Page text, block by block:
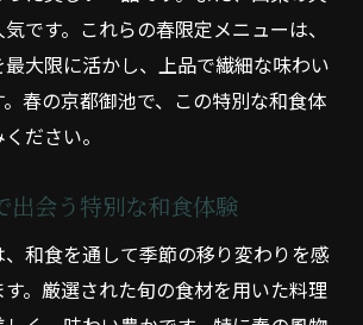
のおすすめメニューご紹介
の四季を感じる和食メニュー
の美味を楽しむ京都御池
の京都御池の和食体験
の和食レストランで味わう四季
食四季折々の素材で彩る贅沢な料
です。これらの春限定メニューは、
大限に活かし、上品で繊細な味わい
春の京都御池で、この特別な和食体
ださい。
出会う特別な和食体験
和食を通して季節の移り変わりを感
。厳選された旬の食材を用いた料理